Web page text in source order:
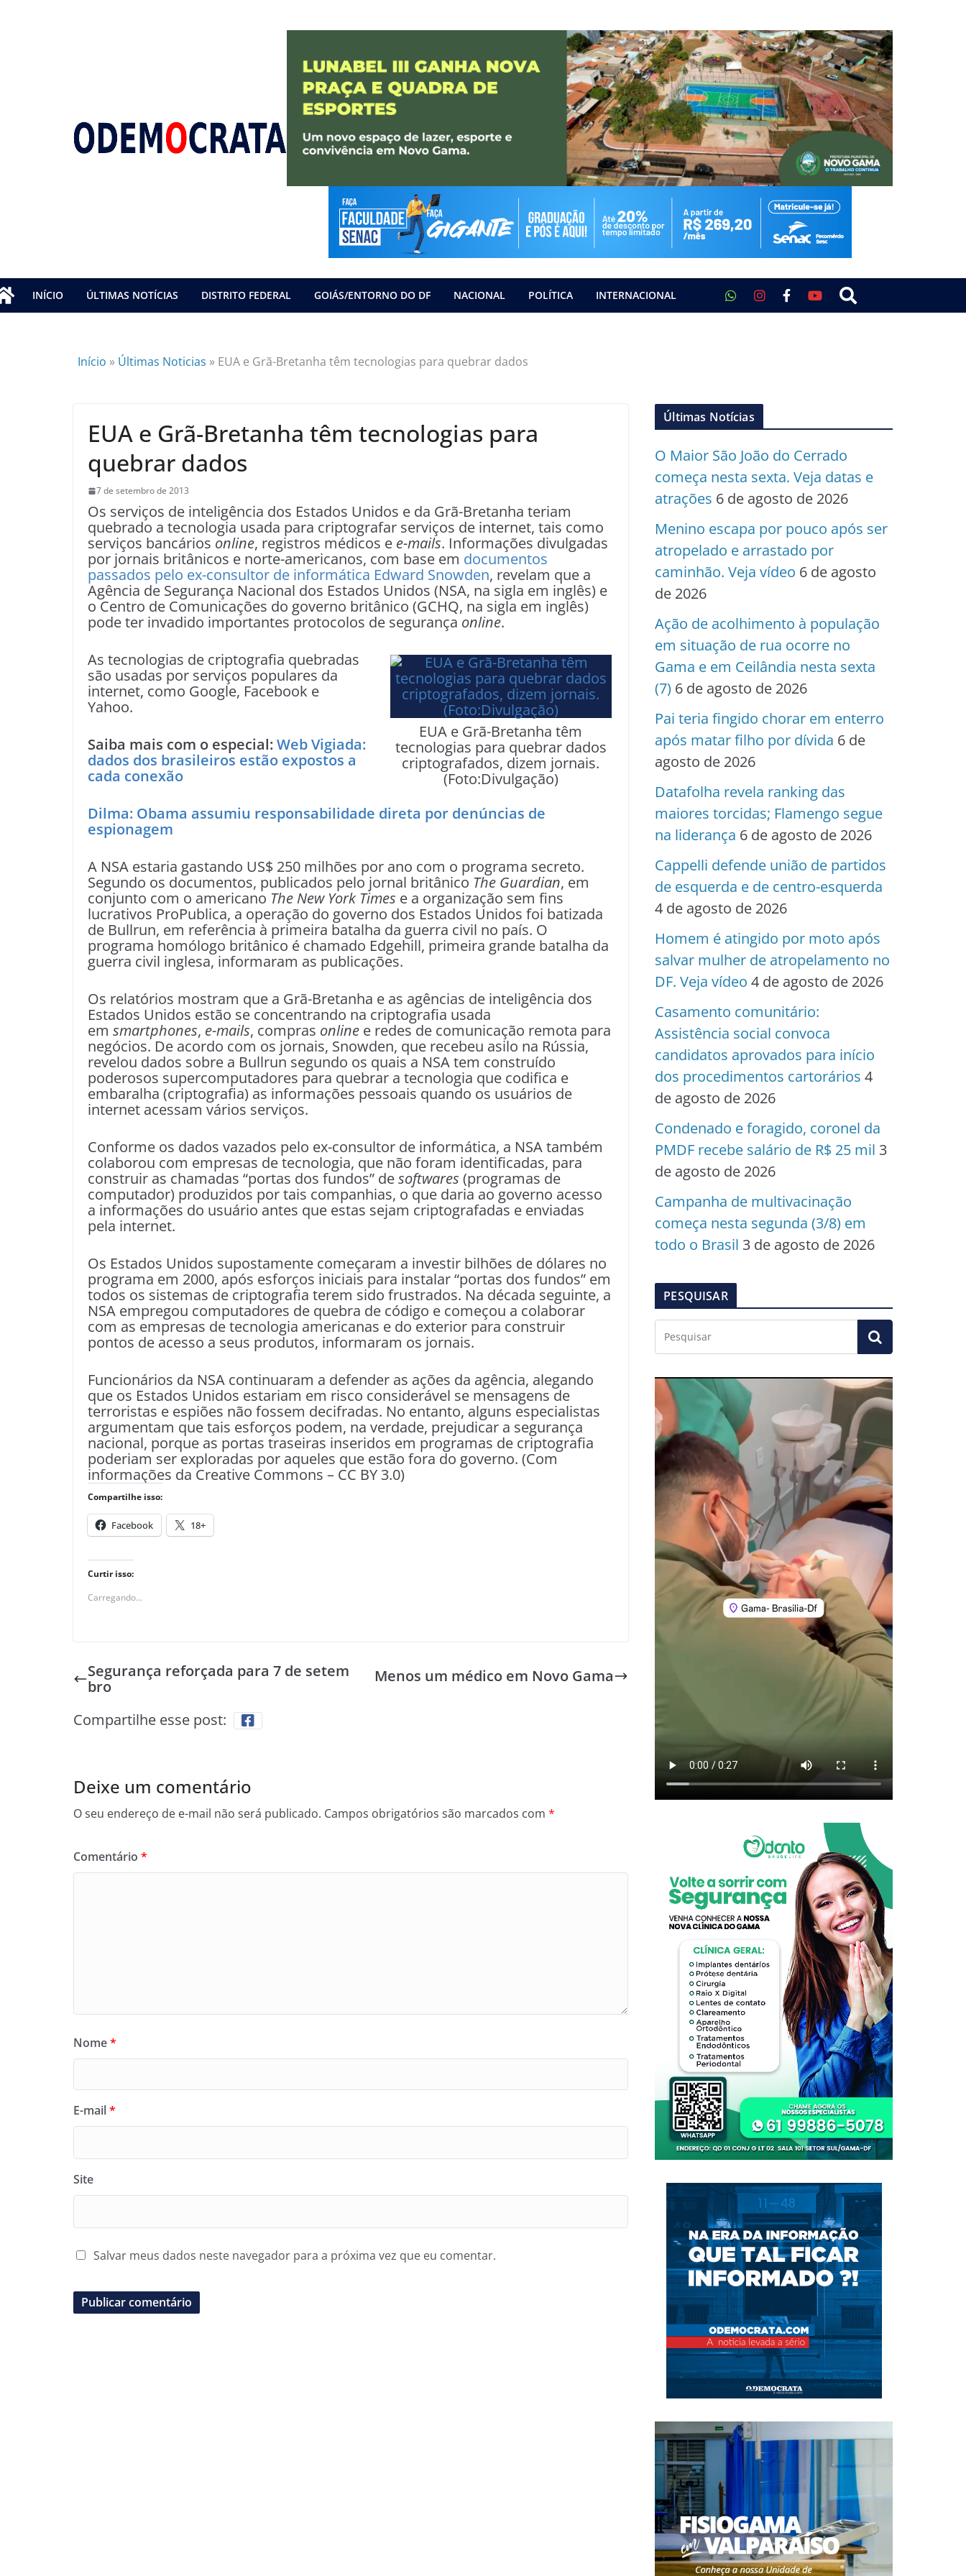
INÍCIO ÚLTIMAS NOTÍCIAS DISTRITO FEDERAL GOIÁS/ENTORNO DO DF NACIONAL POLÍTICA INTERNACIONAL
Início » Últimas Noticias » EUA e Grã-Bretanha têm tecnologias para quebrar dados
EUA e Grã-Bretanha têm tecnologias para
quebrar dados
7 de setembro de 2013
Os serviços de inteligência dos Estados Unidos e da Grã-Bretanha teriam
quebrado a tecnologia usada para criptografar serviços de internet, tais como
serviços bancários online, registros médicos e e-mails. Informações divulgadas
por jornais britânicos e norte-americanos, com base em documentos
passados pelo ex-consultor de informática Edward Snowden, revelam que a
Agência de Segurança Nacional dos Estados Unidos (NSA, na sigla em inglês) e
o Centro de Comunicações do governo britânico (GCHQ, na sigla em inglês)
pode ter invadido importantes protocolos de segurança online.
EUA e Grã-Bretanha têm
tecnologias para quebrar dados
criptografados, dizem jornais.
(Foto:Divulgação)
As tecnologias de criptografia quebradas
são usadas por serviços populares da
internet, como Google, Facebook e
Yahoo.
Saiba mais com o especial:Web Vigiada:
dados dos brasileiros estão expostos a
cada conexão
Dilma: Obama assumiu responsabilidade direta por denúncias de
espionagem
A NSA estaria gastando US$ 250 milhões por ano com o programa secreto.
Segundo os documentos, publicados pelo jornal britânico The Guardian, em
conjunto com o americano The New York Times e a organização sem fins
lucrativos ProPublica, a operação do governo dos Estados Unidos foi batizada
de Bullrun, em referência à primeira batalha da guerra civil no país. O
programa homólogo britânico é chamado Edgehill, primeira grande batalha da
guerra civil inglesa, informaram as publicações.
Os relatórios mostram que a Grã-Bretanha e as agências de inteligência dos
Estados Unidos estão se concentrando na criptografia usada
em smartphones, e-mails, compras online e redes de comunicação remota para
negócios. De acordo com os jornais, Snowden, que recebeu asilo na Rússia,
revelou dados sobre a Bullrun segundo os quais a NSA tem construído
poderosos supercomputadores para quebrar a tecnologia que codifica e
embaralha (criptografia) as informações pessoais quando os usuários de
internet acessam vários serviços.
Conforme os dados vazados pelo ex-consultor de informática, a NSA também
colaborou com empresas de tecnologia, que não foram identificadas, para
construir as chamadas “portas dos fundos” desoftwares (programas de
computador) produzidos por tais companhias, o que daria ao governo acesso
a informações do usuário antes que estas sejam criptografadas e enviadas
pela internet.
Os Estados Unidos supostamente começaram a investir bilhões de dólares no
programa em 2000, após esforços iniciais para instalar “portas dos fundos” em
todos os sistemas de criptografia terem sido frustrados. Na década seguinte, a
NSA empregou computadores de quebra de código e começou a colaborar
com as empresas de tecnologia americanas e do exterior para construir
pontos de acesso a seus produtos, informaram os jornais.
Funcionários da NSA continuaram a defender as ações da agência, alegando
que os Estados Unidos estariam em risco considerável se mensagens de
terroristas e espiões não fossem decifradas. No entanto, alguns especialistas
argumentam que tais esforços podem, na verdade, prejudicar a segurança
nacional, porque as portas traseiras inseridos em programas de criptografia
poderiam ser exploradas por aqueles que estão fora do governo. (Com
informações da Creative Commons – CC BY 3.0)
Compartilhe isso:
Facebook 18+
Curtir isso:
Carregando...
Segurança reforçada para 7 de setem
bro
Menos um médico em Novo Gama
Compartilhe esse post:
Deixe um comentário
O seu endereço de e-mail não será publicado. Campos obrigatórios são marcados com *
Comentário *
Nome*
E-mail*
Site
Salvar meus dados neste navegador para a próxima vez que eu comentar.
Últimas Notícias
O Maior São João do Cerrado
começa nesta sexta. Veja datas e
atrações 6 de agosto de 2026
Menino escapa por pouco após ser
atropelado e arrastado por
caminhão. Veja vídeo 6 de agosto
de 2026
Ação de acolhimento à população
em situação de rua ocorre no
Gama e em Ceilândia nesta sexta
(7) 6 de agosto de 2026
Pai teria fingido chorar em enterro
após matar filho por dívida 6 de
agosto de 2026
Datafolha revela ranking das
maiores torcidas; Flamengo segue
na liderança 6 de agosto de 2026
Cappelli defende união de partidos
de esquerda e de centro-esquerda
4 de agosto de 2026
Homem é atingido por moto após
salvar mulher de atropelamento no
DF. Veja vídeo 4 de agosto de 2026
Casamento comunitário:
Assistência social convoca
candidatos aprovados para início
dos procedimentos cartorários 4
de agosto de 2026
Condenado e foragido, coronel da
PMDF recebe salário de R$ 25 mil 3
de agosto de 2026
Campanha de multivacinação
começa nesta segunda (3/8) em
todo o Brasil 3 de agosto de 2026
PESQUISAR